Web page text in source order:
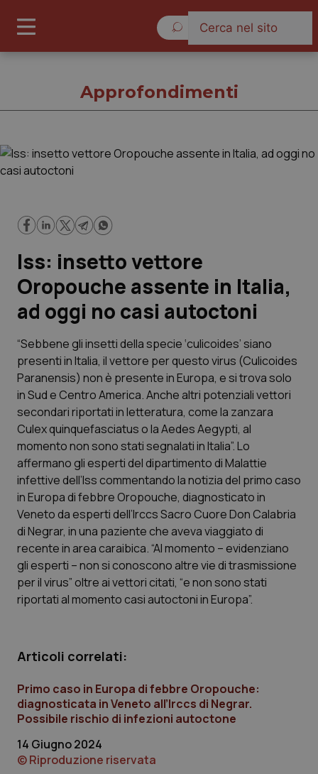
Governo e Parlamento
Regioni e Asl
Lavoro e Professioni
Scienza e Farmaci
Studi e Analisi
Lettere al direttore
Edizioni Regionali
QS Pro
Professionisti Sanitari.AI
Abruzzo
Campania
Emilia-Romagna
Friuli Venezia Giulia
QS Pro Gold
Car-T
Colesterolo & coronaropatie
Dermatite Atopica
QS Club Newsletter
Approfondimenti
Iss: insetto vettore
Oropouche assente in Italia,
ad oggi no casi autoctoni
“Sebbene gli insetti della specie ‘culicoides’ siano
presenti in Italia, il vettore per questo virus (Culicoides
Paranensis) non è presente in Europa, e si trova solo
in Sud e Centro America. Anche altri potenziali vettori
secondari riportati in letteratura, come la zanzara
Culex quinquefasciatus o la Aedes Aegypti, al
momento non sono stati segnalati in Italia”. Lo
affermano gli esperti del dipartimento di Malattie
infettive dell’Iss commentando la notizia del primo caso
in Europa di febbre Oropouche, diagnosticato in
Veneto da esperti dell’Irccs Sacro Cuore Don Calabria
di Negrar, in una paziente che aveva viaggiato di
recente in area caraibica. “Al momento – evidenziano
gli esperti – non si conoscono altre vie di trasmissione
per il virus” oltre ai vettori citati, “e non sono stati
riportati al momento casi autoctoni in Europa”.
Articoli correlati:
Primo caso in Europa di febbre Oropouche:
diagnosticata in Veneto all’Irccs di Negrar.
Possibile rischio di infezioni autoctone
14 Giugno 2024
© Riproduzione riservata